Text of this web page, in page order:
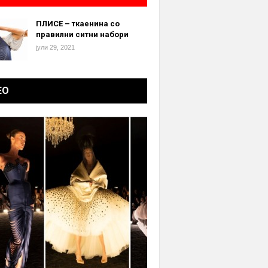
ПЛИСЕ – ткаенина со
правилни ситни набори
јули 29, 2021